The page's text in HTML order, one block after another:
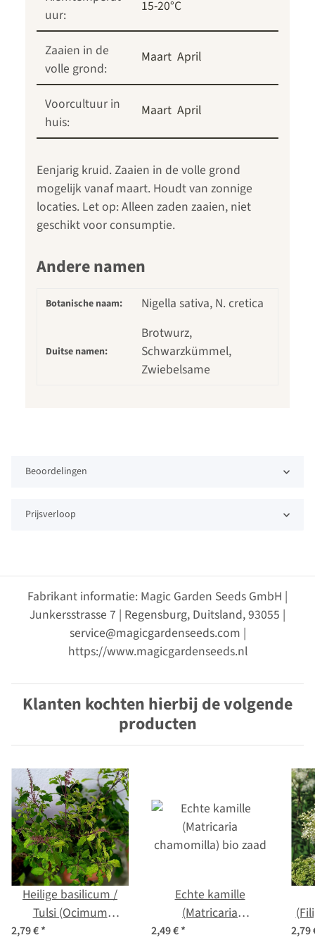
uur:
15-20°C
Zaaien in de
volle grond:
Maart April
Voorcultuur in
huis:
Maart April
Eenjarig kruid. Zaaien in de volle grond
mogelijk vanaf maart. Houdt van zonnige
locaties. Let op: Alleen zaden zaaien, niet
geschikt voor consumptie.
Andere namen
Botanische naam: Nigella sativa, N. cretica
Duitse namen:
Brotwurz,
Schwarzkümmel,
Zwiebelsame
Beoordelingen
Prijsverloop
Fabrikant informatie: Magic Garden Seeds GmbH |
Junkersstrasse 7 | Regensburg, Duitsland, 93055 |
service@magicgardenseeds.com |
https://www.magicgardenseeds.nl
Klanten kochten hierbij de volgende
producten
Heilige basilicum /
Tulsi (Ocimum
tenuiflorum syn.
2,79 €*
Echte kamille
(Matricaria
chamomilla) bio zaad
2,49 €* 2,79